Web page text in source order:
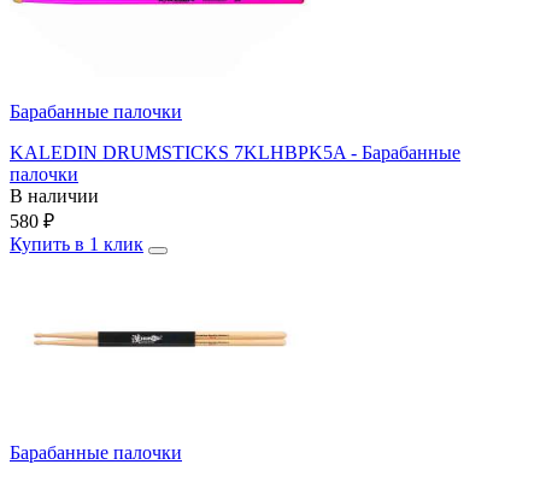
Барабанные палочки
KALEDIN DRUMSTICKS 7KLHBPK5A - Барабанные
палочки
В наличии
580 ₽
Купить в 1 клик
Барабанные палочки